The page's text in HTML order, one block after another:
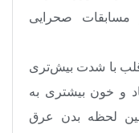
صحرایی
قلب با شدت بیش‌تری
و خون بیشتری به
لحظه بدن عرق